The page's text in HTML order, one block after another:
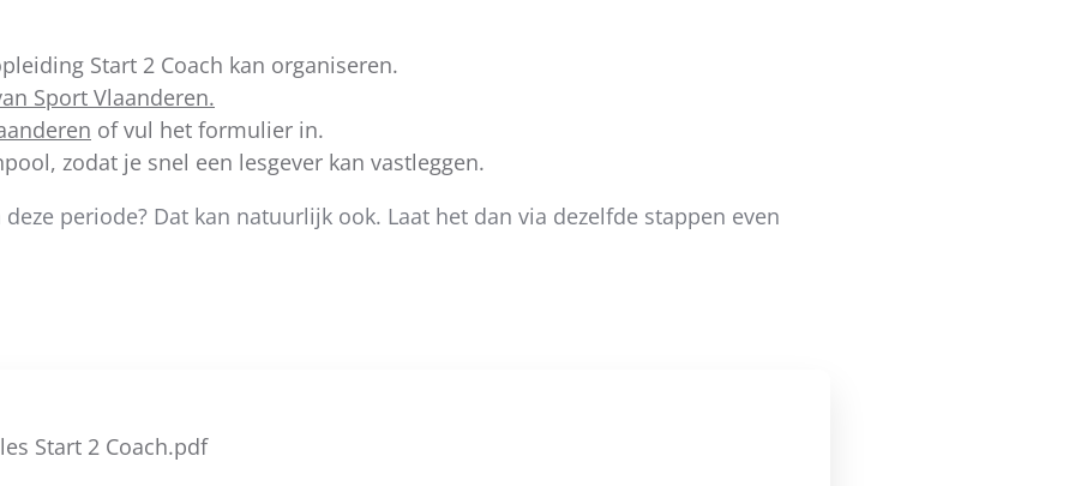
Start 2 Coach kan organiseren.
Sport Vlaanderen.
of vul het formulier in.
zodat je snel een lesgever kan vastleggen.
periode? Dat kan natuurlijk ook. Laat het dan via dezelfde stappen even
Start 2 Coach.pdf